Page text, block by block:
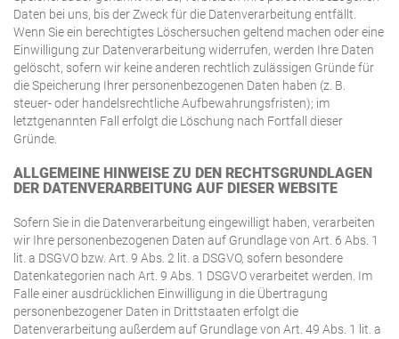
Daten bei uns, bis der Zweck für die Datenverarbeitung entfällt.
Wenn Sie ein berechtigtes Löschersuchen geltend machen oder eine
Einwilligung zur Datenverarbeitung widerrufen, werden Ihre Daten
gelöscht, sofern wir keine anderen rechtlich zulässigen Gründe für
die Speicherung Ihrer personenbezogenen Daten haben (z. B.
steuer- oder handelsrechtliche Aufbewahrungsfristen); im
letztgenannten Fall erfolgt die Löschung nach Fortfall dieser
Gründe.
ALLGEMEINE HINWEISE ZU DEN RECHTSGRUNDLAGEN
DER DATENVERARBEITUNG AUF DIESER WEBSITE
Sofern Sie in die Datenverarbeitung eingewilligt haben, verarbeiten
wir Ihre personenbezogenen Daten auf Grundlage von Art. 6 Abs. 1
lit. a DSGVO bzw. Art. 9 Abs. 2 lit. a DSGVO, sofern besondere
Datenkategorien nach Art. 9 Abs. 1 DSGVO verarbeitet werden. Im
Falle einer ausdrücklichen Einwilligung in die Übertragung
personenbezogener Daten in Drittstaaten erfolgt die
Datenverarbeitung außerdem auf Grundlage von Art. 49 Abs. 1 lit. a